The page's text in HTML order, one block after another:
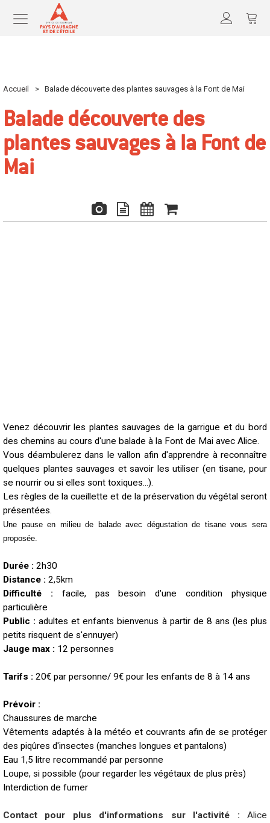
Accueil > Balade découverte des plantes sauvages à la Font de Mai
Balade découverte des
plantes sauvages à la Font de
Mai
Venez découvrir les plantes sauvages de la garrigue et du bord
des chemins au cours d'une balade à la Font de Mai avec Alice.
Vous déambulerez dans le vallon afin d'apprendre à reconnaître
quelques plantes sauvages et savoir les utiliser (en tisane, pour
se nourrir ou si elles sont toxiques...).
Les règles de la cueillette et de la préservation du végétal seront
présentées.
Une pause en milieu de balade avec dégustation de tisane vous sera
proposée.
Durée : 2h30
Distance : 2,5km
Difficulté : facile, pas besoin d'une condition physique
particulière
Public : adultes et enfants bienvenus à partir de 8 ans (les plus
petits risquent de s'ennuyer)
Jauge max : 12 personnes
Tarifs : 20€ par personne/ 9€ pour les enfants de 8 à 14 ans
Prévoir :
Chaussures de marche
Vêtements adaptés à la météo et couvrants afin de se protéger
des piqûres d'insectes (manches longues et pantalons)
Eau 1,5 litre recommandé par personne
Loupe, si possible (pour regarder les végétaux de plus près)
Interdiction de fumer
Contact pour plus d'informations sur l'activité : Alice